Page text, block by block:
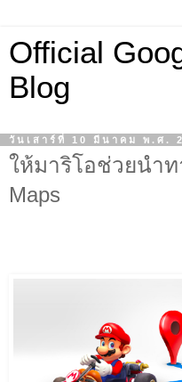
Official
Blog
วันเสาร์ที่ 10 มีนาคม พ.ศ.
ให้มาริโอช่วยนำ
Maps